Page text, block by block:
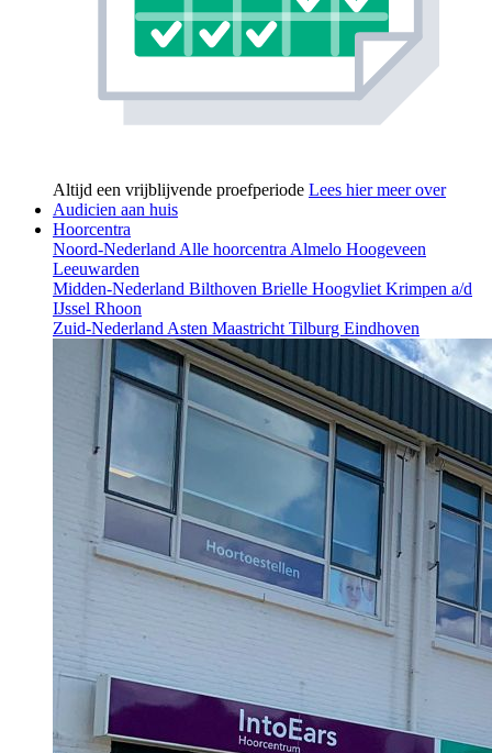
Altijd een vrijblijvende proefperiode Lees hier meer over
Audicien aan huis
Hoorcentra
Noord-NederlandAlle hoorcentraAlmelo Hoogeveen
Leeuwarden
Midden-Nederland Bilthoven Brielle HoogvlietKrimpen a/d
IJssel Rhoon
Zuid-NederlandAsten MaastrichtTilburg Eindhoven